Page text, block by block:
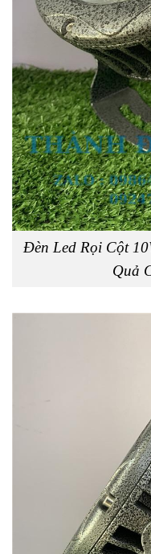
Đèn Led Rọi Cột
Quả